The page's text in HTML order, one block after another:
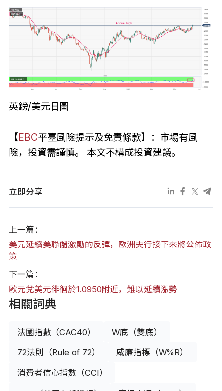
英鎊/美元日圖
【EBC平臺風險提示及免責條款】：市場有風
險，投資需謹慎。 本文不構成投資建議。
立即分享
上一篇：
美元延續美聯儲激勵的反彈，歐洲央行接下來將公佈政
策
下一篇：
歐元兌美元徘徊於1.0950附近，難以延續漲勢
相關詞典
法國指數（CAC40） W底（雙底）
72法則（Rule of 72） 威廉指標（W%R）
消費者信心指數（CCI）